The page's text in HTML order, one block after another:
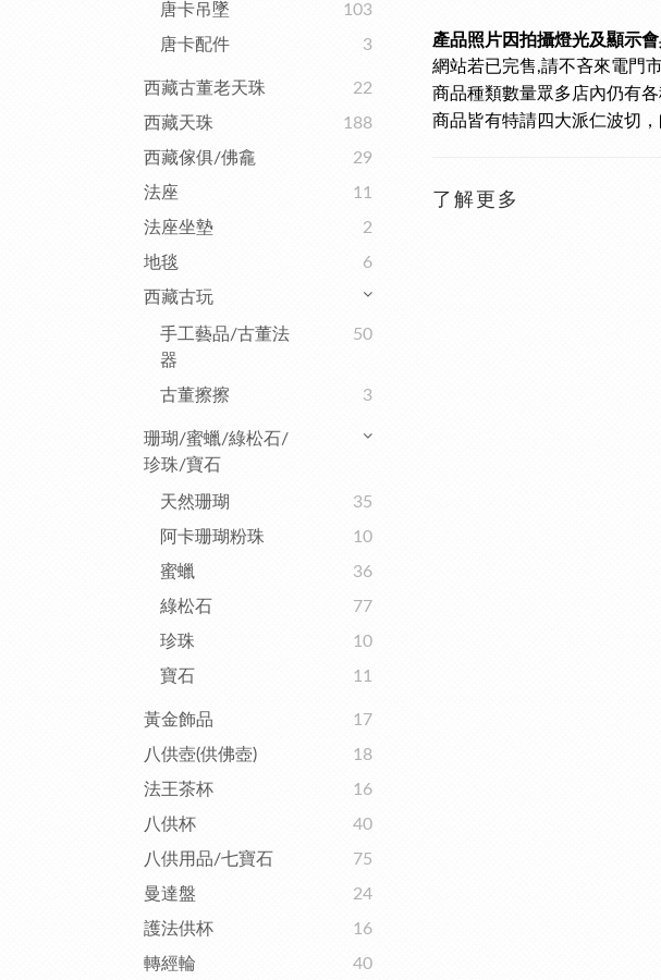
唐卡吊墜
103
唐卡配件
3
西藏古董老天珠
22
西藏天珠
188
西藏傢俱/佛龕
29
法座
11
法座坐墊
2
地毯
6
西藏古玩
手工藝品/古董法
器
50
古董擦擦 3
珊瑚/蜜蠟/綠松石/
珍珠/寶石
天然珊瑚
35
阿卡珊瑚粉珠
10
蜜蠟
36
綠松石
77
珍珠
10
寶石
11
黃金飾品
17
八供壺(供佛壺)
18
法王茶杯
16
八供杯
40
八供用品/七寶石
75
曼達盤
24
護法供杯
16
轉經輪
40
產品照片因拍攝燈光及顯示
網站若已完售,請不吝來電門
商品種類數量眾多店內仍有
商品皆有特請四大派仁波切
了解更多